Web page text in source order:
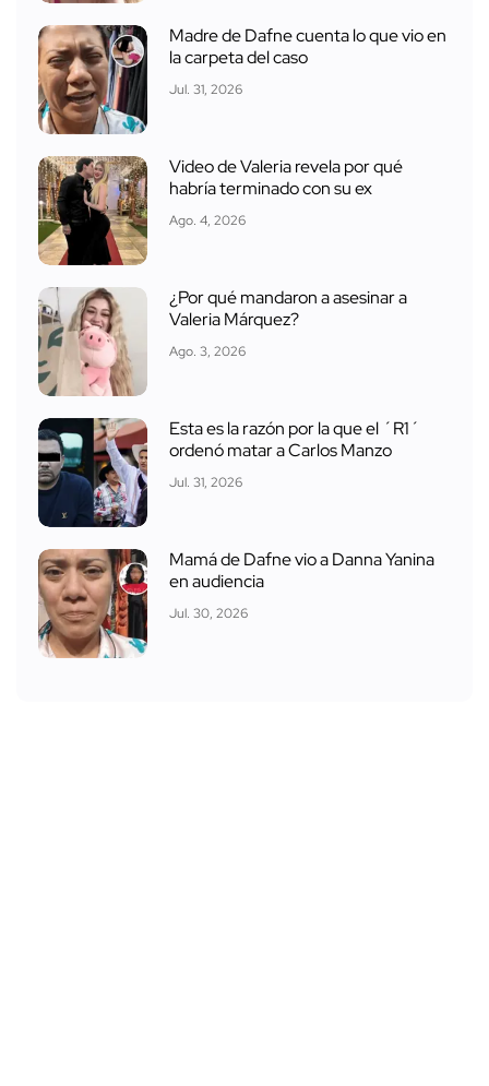
Madre de Dafne cuenta lo que vio en
la carpeta del caso
Jul. 31, 2026
Video de Valeria revela por qué
habría terminado con su ex
Ago. 4, 2026
¿Por qué mandaron a asesinar a
Valeria Márquez?
Ago. 3, 2026
Esta es la razón por la que el ´R1´
ordenó matar a Carlos Manzo
Jul. 31, 2026
Mamá de Dafne vio a Danna Yanina
en audiencia
Jul. 30, 2026